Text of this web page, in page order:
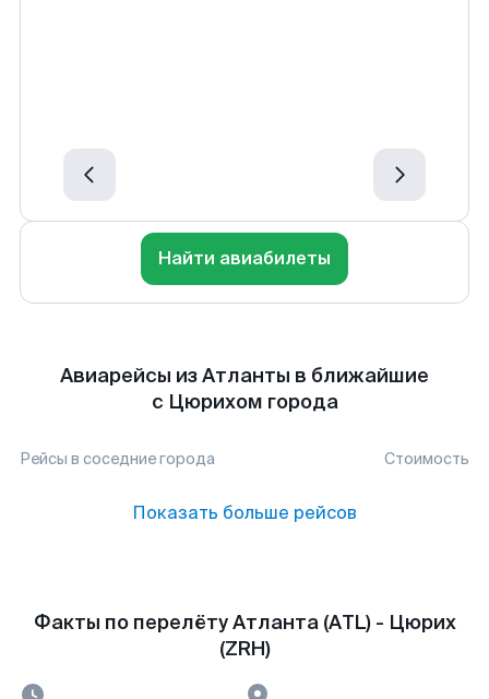
Найти авиабилеты
Авиарейсы из Атланты в ближайшие
с Цюрихом города
Рейсы в соседние города Стоимость
Показать больше рейсов
Факты по перелёту Атланта (ATL) - Цюрих
(ZRH)